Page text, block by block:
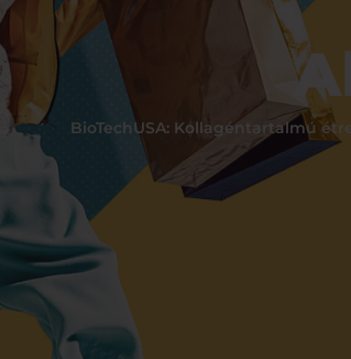
BioTechUSA: Kollagéntartalmú